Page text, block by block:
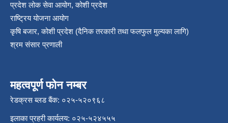
प्रदेश लोक सेवा आयोग, कोशी प्रदेश
राष्ट्रिय योजना आयोग
कृषि बजार, कोशी प्रदेश (दैनिक तरकारी तथा फलफुल मुल्यका लागि)
श्रम संसार प्रणाली
महत्वपूर्ण फोन नम्बर
रेडक्रस ब्लड बैंक: ०२५-५२०९६८
इलाका प्रहरी कार्यलय: ०२५-५२४५५५